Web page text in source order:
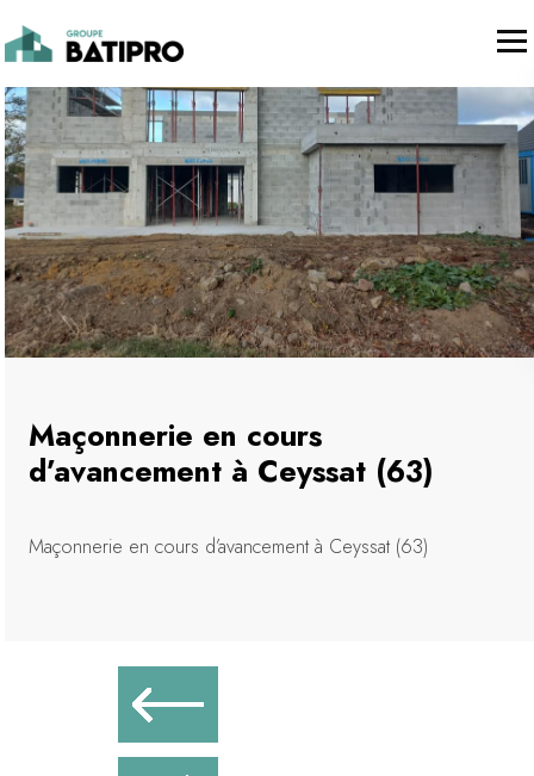
Maçonnerie en cours
d’avancement à Ceyssat (63)
Maçonnerie en cours d’avancement à Ceyssat (63)